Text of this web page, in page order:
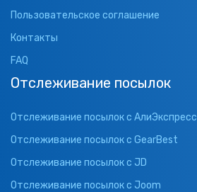
Пользовательское соглашение
Контакты
FAQ
Отслеживание посылок
Отслеживание посылок с АлиЭкспресс
Отслеживание посылок с GearBest
Отслеживание посылок с JD
Отслеживание посылок с Joom